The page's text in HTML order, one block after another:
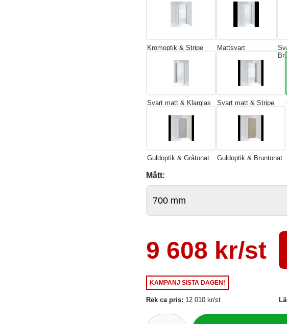
Kromoptik & Stripe Mattsvart
Svart matt & Klarglas Svart matt & Stripe
Guldoptik & Gråtonat Guldoptik & Bruntonat
Mått:
9 608 kr/st
KAMPANJSISTA DAGEN!
Rek ca pris: 12 010 kr/st